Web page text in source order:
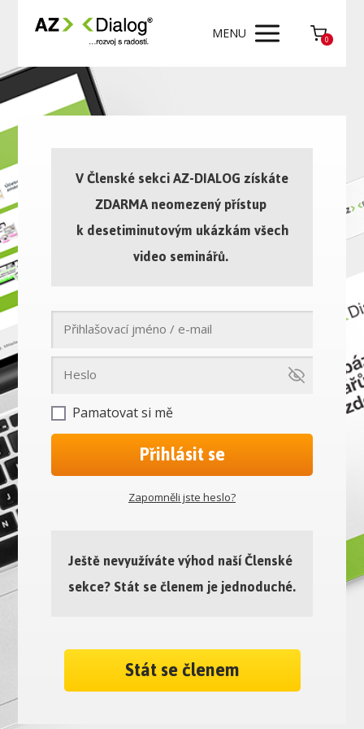
MENU 0
V Členské sekci AZ-DIALOG získáte
ZDARMA neomezený přístup
k desetiminutovým ukázkám všech
video seminářů.
Pamatovat si mě
Přihlásit se
Zapomněli jste heslo?
Ještě nevyužíváte výhod naší Členské
sekce? Stát se členem je jednoduché.
Stát se členem